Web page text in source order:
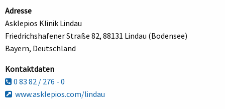
Adresse
Asklepios Klinik Lindau
Friedrichshafener Straße 82, 88131 Lindau (Bodensee)
Bayern, Deutschland
Kontaktdaten
0 83 82 / 276 - 0
www.asklepios.com/lindau